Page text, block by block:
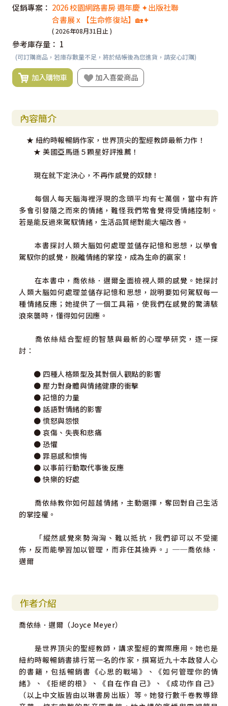
促銷專案： 2026 校園網路書房 週年慶 ✦出版社聯
合書展 x 【生命修復站】🏡✦
( 2026年08月31日止 )
參考庫存量： 1
(可訂購商品，若庫存數量不足，將於結帳後為您進貨，請安心訂購)
加入購物車 加入喜愛商品
內容簡介
★ 紐約時報暢銷作家，世界頂尖的聖經教師最新力作！
★ 美國亞馬遜５顆星好評推薦！
現在就下定決心，不再作感覺的奴隸！
每個人每天腦海裡浮現的念頭平均有七萬個，當中有許
多會引發隨之而來的情緒，難怪我們常會覺得受情緒控制。
若是能反過來駕馭情緒，生活品質絕對能大幅改善。
本書探討人類大腦如何處理並儲存記憶和思想，以學會
駕馭你的感覺，脫離情緒的掌控，成為生命的贏家！
在本書中，喬依絲．邁爾全面檢視人類的感覺。她探討
人類大腦如何處理並儲存記憶和思想，說明要如何駕馭每一
種情緒反應；她提供了一個工具箱，使我們在感覺的驚濤駭
浪來襲時，懂得如何因應。
喬依絲結合聖經的智慧與最新的心理學研究，逐一探
討：
● 四種人格類型及其對個人觀點的影響
● 壓力對身體與情緒健康的衝擊
● 記憶的力量
● 話語對情緒的影響
● 憤怒與怨恨
● 哀傷、失喪和悲痛
● 恐懼
● 罪惡感和懊悔
● 以事前行動取代事後反應
● 快樂的好處
喬依絲教你如何超越情緒，主動選擇，奪回對自己生活
的掌控權。
「縱然感覺來勢洶洶、難以抵抗，我們卻可以不受擺
佈，反而能學習加以管理，而非任其操弄。」──喬依絲．
邁爾
作者介紹
喬依絲．邁爾（Joyce Meyer）
是世界頂尖的聖經教師，講求聖經的實際應用。她也是
紐約時報暢銷書排行第一名的作家，撰寫近九十本啟發人心
的書籍，包括暢銷書《心思的戰場》、《如何管理你的情
緒》、《拒絕的根》、《自在作自己》、《成功作自己》
（以上中文版皆由以琳書房出版）等。她發行數千卷教導錄